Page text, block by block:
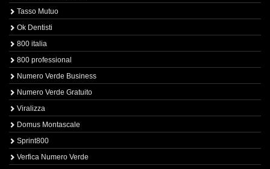
Tasso Mutuo
Ok Dentisti
800 italia
800 professional
Numero Verde Business
Numero Verde Gratuito
Viralizza
Domus Montascale
Sprint800
Verfica Numero Verde